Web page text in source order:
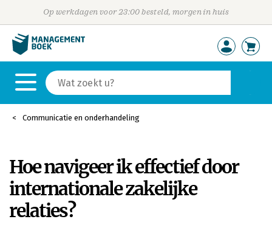
Op werkdagen voor 23:00 besteld, morgen in huis
Communicatie en onderhandeling
Hoe navigeer ik effectief door
internationale zakelijke
relaties?